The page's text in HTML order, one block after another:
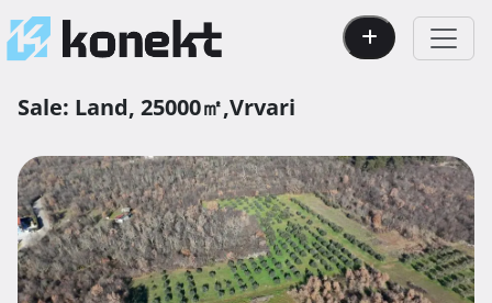
Sale: Land, 25000㎡,Vrvari